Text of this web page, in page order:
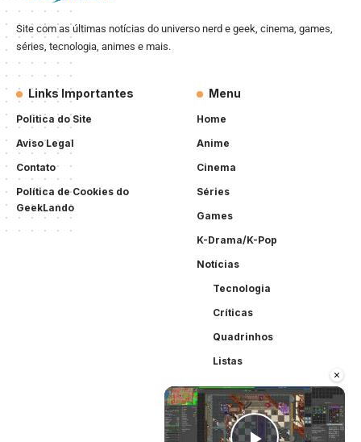
×
Site com as últimas notícias do universo nerd e geek, cinema, games,
séries, tecnologia, animes e mais.
Links Importantes
Politica do Site
Aviso Legal
Contato
Política de Cookies do
GeekLando
Menu
Home
Anime
Cinema
Séries
Games
K-Drama/K-Pop
Notícias
Tecnologia
Críticas
Quadrinhos
Listas